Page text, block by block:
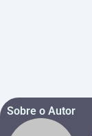
Sobre o Autor